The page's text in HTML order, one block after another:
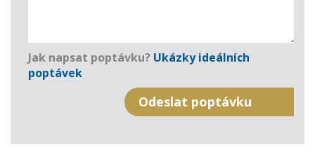
Jak napsat poptávku? Ukázky ideálních
poptávek